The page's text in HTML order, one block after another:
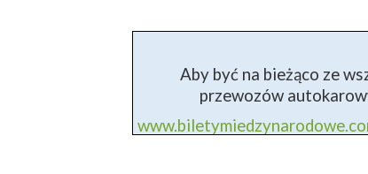
Aby być na bieżąco ze
przewozów